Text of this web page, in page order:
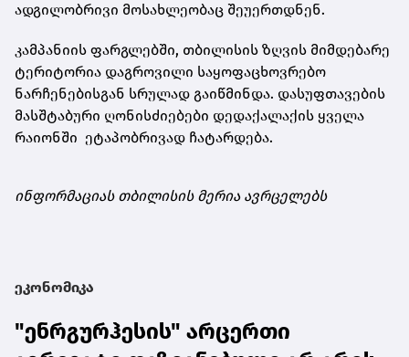
ადგილობრივი მოსახლეობაც შეუერთდნენ.
კამპანიის ფარგლებში, თბილისის ზღვის მიმდებარე
ტერიტორია დაგროვილი საყოფაცხოვრებო
ნარჩენებისგან სრულად გაიწმინდა. დასუფთავების
მასშტაბური ღონისძიებები დედაქალაქის ყველა
რაიონში ეტაპობრივად ჩატარდება.
ინფორმაციას თბილისის მერია ავრცელებს
ეკონომიკა
"ენრგურჰესის" არცერთი